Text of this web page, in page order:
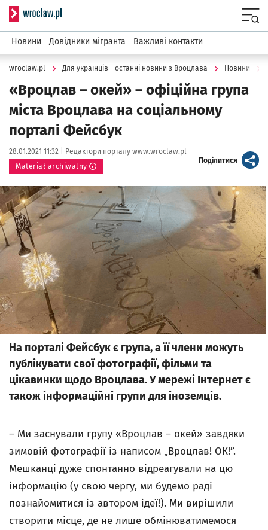
Serwis informacyjny wroclaw.pl
Новини Довідники мігранта Важливі контакти
wroclaw.pl Для українців - останні новини з Вроцлава Новини
«Вроцлав – окей» – офіційна група
міста Вроцлава на соціальному
порталі Фейсбук
Data publikacji:
28.01.2021 11:32 | Autor:
Редактори порталу www.wroclaw.pl
Materiał archiwalny
Поділитися artykuł
Kliknij, aby powiększyć
На порталі Фейсбук є група, а її члени можуть
публікувати свої фотографії, фільми та
цікавинки щодо Вроцлава. У мережі Інтернет є
також інформаційні групи для іноземців.
– Ми заснували групу «Вроцлав – окей» завдяки
зимовій фотографії із написом „Вроцлав! ОК!”.
Мешканці дуже спонтанно відреагували на цю
інформацію (у свою чергу, ми будемо раді
познайомитися із автором ідеї!). Ми вирішили
створити місце, де не лише обмінюватимемося